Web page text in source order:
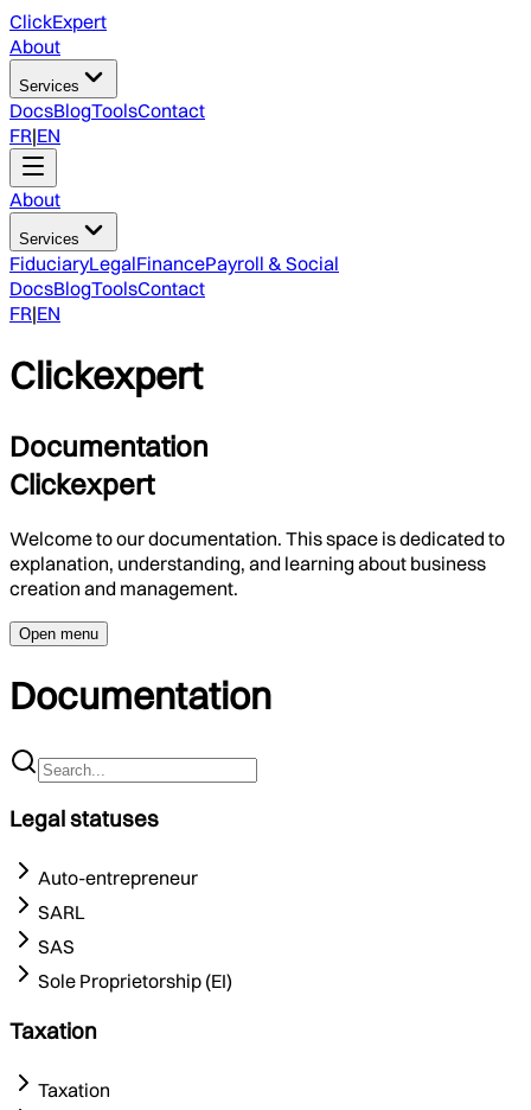
ClickExpert
About
Services
DocsBlogToolsContact
FR|EN
About
Services
FiduciaryLegalFinancePayroll & Social
DocsBlogToolsContact
FR|EN
Clickexpert
Documentation
Clickexpert
Welcome to our documentation. This space is dedicated to
explanation, understanding, and learning about business
creation and management.
Open menu
Documentation
Legal statuses
Auto-entrepreneur
SARL
SAS
Sole Proprietorship (EI)
Taxation
Taxation